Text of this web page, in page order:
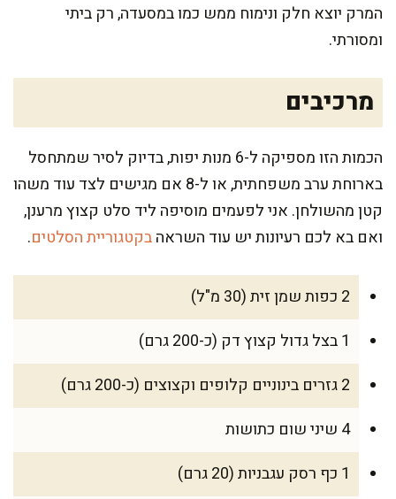
המרק יוצא חלק ונימוח ממש כמו במסעדה, רק ביתי
ומסורתי.
מרכיבים
הכמות הזו מספיקה ל-6 מנות יפות, בדיוק לסיר שמתחסל
בארוחת ערב משפחתית, או ל-8 אם מגישים לצד עוד משהו
קטן מהשולחן. אני לפעמים מוסיפה ליד סלט קצוץ מרענן,
ואם בא לכם רעיונות יש עוד השראהבקטגוריית הסלטים.
2 כפות שמן זית (30 מ"ל)
1 בצל גדול קצוץ דק (כ-200 גרם)
2 גזרים בינוניים קלופים וקצוצים (כ-200 גרם)
4 שיני שום כתושות
1 כף רסק עגבניות (20 גרם)